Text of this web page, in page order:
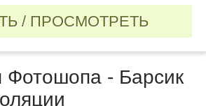
/ ПРОСМОТРЕТЬ
Фотошопа - Барсик